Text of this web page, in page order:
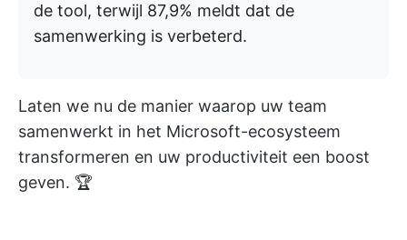
de tool, terwijl 87,9% meldt dat de
samenwerking is verbeterd.
Laten we nu de manier waarop uw team
samenwerkt in het Microsoft-ecosysteem
transformeren en uw productiviteit een boost
geven. 🏆